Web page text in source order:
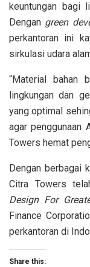
keuntungan bagi
Dengan green
perkantoran ini
sirkulasi udara
“Material bahan
lingkungan dan
yang optimal
agar penggunaan
Towers hemat
Dengan berbagai
Citra Towers
Design For
Finance
perkantoran di
Share this: